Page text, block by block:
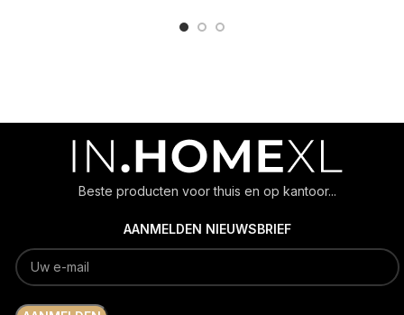
Beste producten voor thuis en op kantoor...
AANMELDEN NIEUWSBRIEF